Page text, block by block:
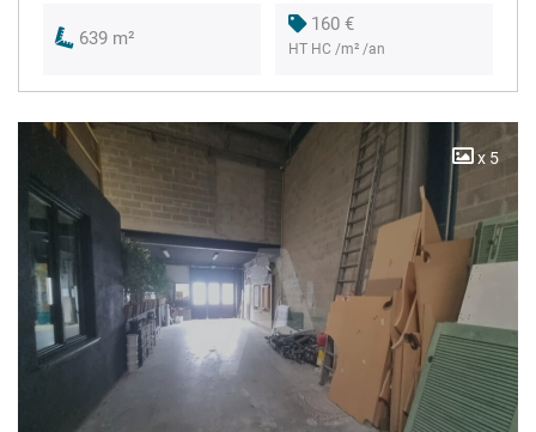
639 m²
160 €
HT HC /m² /an
x 5